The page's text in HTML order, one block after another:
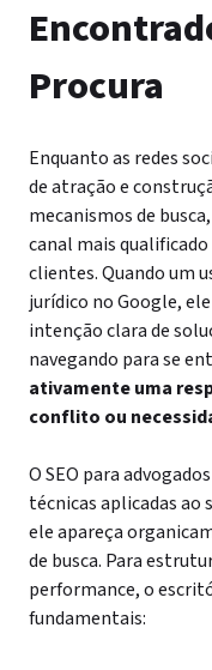
Procura
Enquanto as redes
de atração e
mecanismos de
canal mais
clientes. Quando um
jurídico no Google,
intenção clara de
navegando para se
ativamente uma
conflito ou
O SEO para
técnicas aplicadas
ele apareça
de busca. Para
performance, o
fundamentais: